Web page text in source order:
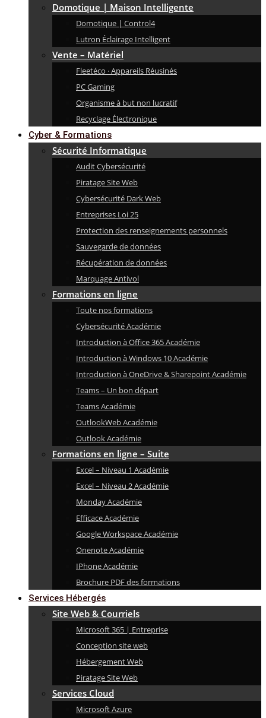
Domotique | Maison Intelligente
Domotique | Control4
Lutron Éclairage Intelligent
Vente – Matériel
Fleetéco · Appareils Réusinés
PC Gaming
Organisme à but non lucratif
Recyclage Électronique
Cyber & Formations
Sécurité Informatique
Audit Cybersécurité
Piratage Site Web
Cybersécurité Dark Web
Entreprises Loi 25
Protection des renseignements personnels
Sauvegarde de données
Récupération de données
Marquage Antivol
Formations en ligne
Toute nos formations
Cybersécurité Académie
Introduction à Office 365 Académie
Introduction à Windows 10 Académie
Introduction à OneDrive & Sharepoint Académie
Teams – Un bon départ
Teams Académie
OutlookWeb Académie
Outlook Académie
Formations en ligne – Suite
Excel – Niveau 1 Académie
Excel – Niveau 2 Académie
Monday Académie
Efficace Académie
Google Workspace Académie
Onenote Académie
IPhone Académie
Brochure PDF des formations
Services Hébergés
Site Web & Courriels
Microsoft 365 | Entreprise
Conception site web
Hébergement Web
Piratage Site Web
Services Cloud
Microsoft Azure